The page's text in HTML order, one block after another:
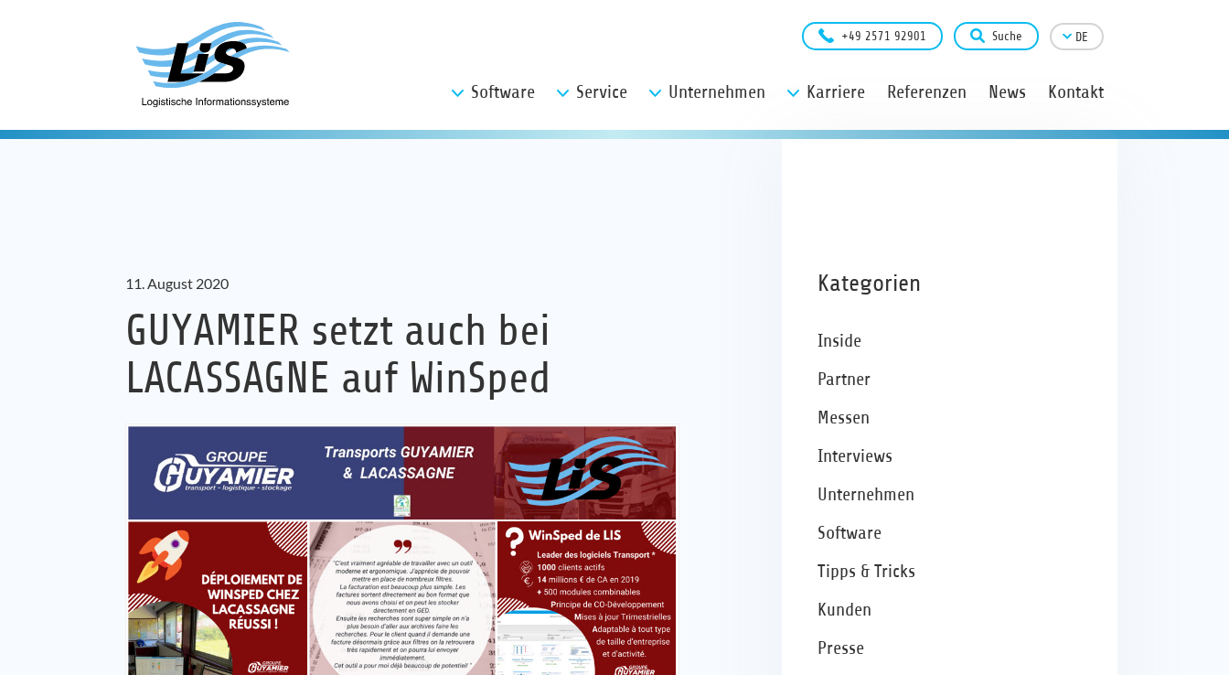
Software Service Unternehmen Karriere Referenzen News Kontakt
+49 2571 92901 Suche DE
11. August 2020
GUYAMIER setzt auch bei
LACASSAGNE auf WinSped
Kategorien
Inside
Partner
Messen
Interviews
Unternehmen
Software
Tipps & Tricks
Kunden
Presse